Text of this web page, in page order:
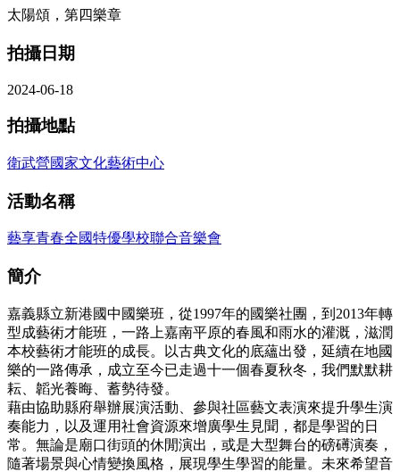
太陽頌，第四樂章
拍攝日期
2024-06-18
拍攝地點
衛武營國家文化藝術中心
活動名稱
藝享青春全國特優學校聯合音樂會
簡介
嘉義縣立新港國中國樂班，從1997年的國樂社團，到2013年轉
型成藝術才能班，一路上嘉南平原的春風和雨水的灌溉，滋潤
本校藝術才能班的成長。以古典文化的底蘊出發，延續在地國
樂的一路傳承，成立至今已走過十一個春夏秋冬，我們默默耕
耘、韜光養晦、蓄勢待發。
藉由協助縣府舉辦展演活動、參與社區藝文表演來提升學生演
奏能力，以及運用社會資源來增廣學生見聞，都是學習的日
常。無論是廟口街頭的休閒演出，或是大型舞台的磅礡演奏，
隨著場景與心情變換風格，展現學生學習的能量。未來希望音